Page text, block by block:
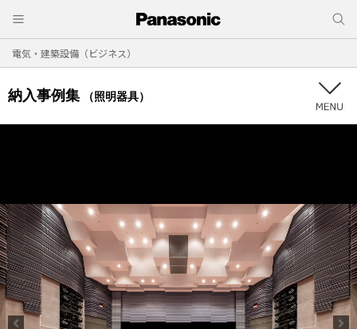
電気・建築設備（ビジネス）
納入事例集 （照明器具）